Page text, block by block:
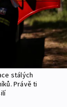
stálých
Právě ti